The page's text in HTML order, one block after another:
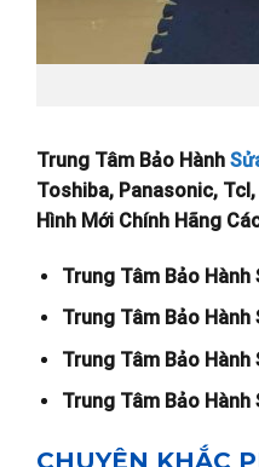
Trung Tâm Bảo Hành
Toshiba, Panasonic,
Hình Mới Chính Hãng
Trung Tâm Bảo Hành
Trung Tâm Bảo Hành
Trung Tâm Bảo Hành
Trung Tâm Bảo
CHUYÊN KHẮC